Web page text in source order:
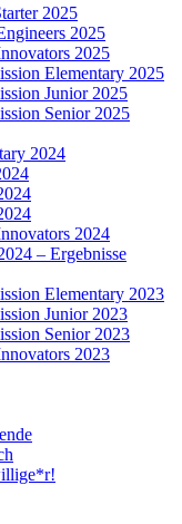
2025
2025
2025
Elementary 2025
Junior 2025
Senior 2025
2024
2024
– Ergebnisse
Elementary 2023
Junior 2023
Senior 2023
2023